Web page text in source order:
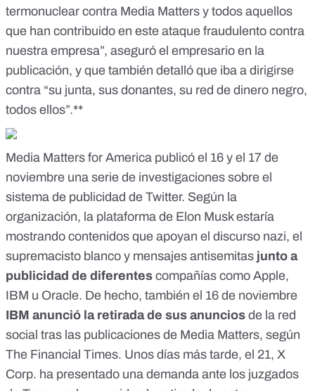
termonuclear contra Media Matters y todos aquellos
que han contribuido en este ataque fraudulento contra
nuestra empresa”, aseguró el empresario en la
publicación, y que también detalló que iba a dirigirse
contra “su junta, sus donantes, su red de dinero negro,
todos ellos”.**
Media Matters for America publicó el 16 y el 17 de
noviembre una serie de investigaciones sobre el
sistema de publicidad de Twitter. Según la
organización, la plataforma de Elon Musk estaría
mostrando contenidos que apoyan el discurso nazi, el
supremacisto blanco y mensajes antisemitas junto a
publicidad de diferentes compañías como Apple,
IBM u Oracle. De hecho, también el 16 de noviembre
IBM anunció la retirada de sus anuncios de la red
social tras las publicaciones de Media Matters, según
The Financial Times. Unos días más tarde, el 21, X
Corp. ha presentado una demanda ante los juzgados